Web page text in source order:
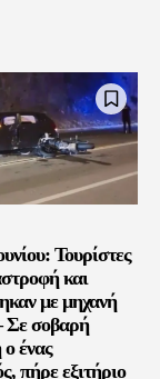
Τουρίστες
και
με μηχανή
Σε σοβαρή
ένας
πήρε εξιτήριο